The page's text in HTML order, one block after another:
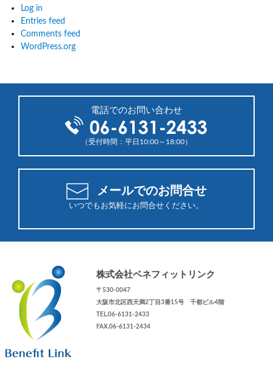
Log in
Entries feed
Comments feed
WordPress.org
電話でのお問い合わせ
（受付時間：平日10:00～18:00）
メールでのお問合せ
いつでもお気軽にお問合せください。
株式会社ベネフィットリンク
〒530-0047
大阪市北区西天満2丁目3番15号 千都ビル4階
TEL.06-6131-2433
FAX.06-6131-2434